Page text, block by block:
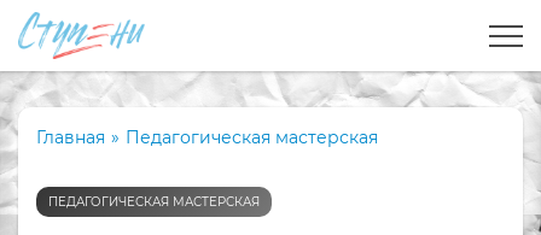
Главная » Педагогическая мастерская
ПЕДАГОГИЧЕСКАЯ МАСТЕРСКАЯ